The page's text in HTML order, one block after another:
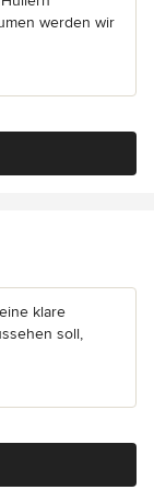
werden wir
klare
soll,